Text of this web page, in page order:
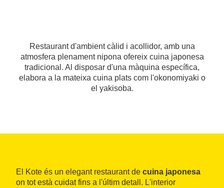
Restaurant d'ambient càlid i acollidor, amb una
atmosfera plenament nipona ofereix cuina japonesa
tradicional. Al disposar d'una màquina específica,
elabora a la mateixa cuina plats com l'okonomiyaki o
el yakisoba.
El Kote és un elegant restaurant de cuina japonesa
on tot està cuidat fins a l'últim detall. L'interior